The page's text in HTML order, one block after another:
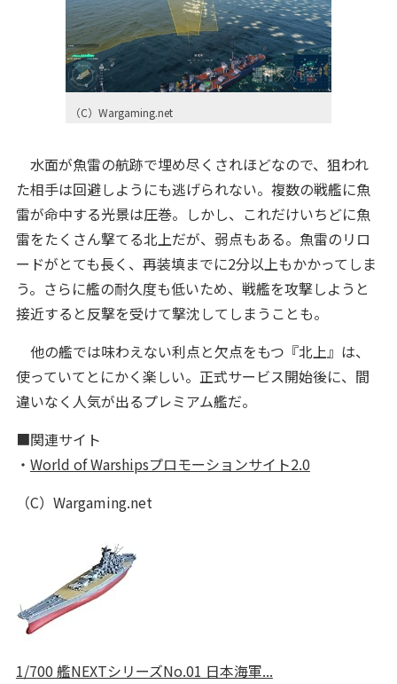
（C）Wargaming.net
水面が魚雷の航跡で埋め尽くされほどなので、狙われ
た相手は回避しようにも逃げられない。複数の戦艦に魚
雷が命中する光景は圧巻。しかし、これだけいちどに魚
雷をたくさん撃てる北上だが、弱点もある。魚雷のリロ
ードがとても長く、再装填までに2分以上もかかってしま
う。さらに艦の耐久度も低いため、戦艦を攻撃しようと
接近すると反撃を受けて撃沈してしまうことも。
他の艦では味わえない利点と欠点をもつ『北上』は、
使っていてとにかく楽しい。正式サービス開始後に、間
違いなく人気が出るプレミアム艦だ。
■関連サイト
・ World of Warshipsプロモーションサイト2.0
（C）Wargaming.net
1/700 艦NEXTシリーズNo.01 日本海軍...